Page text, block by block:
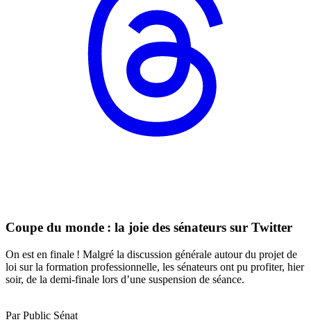
Coupe du monde : la joie des sénateurs sur Twitter
On est en finale ! Malgré la discussion générale autour du projet de
loi sur la formation professionnelle, les sénateurs ont pu profiter, hier
soir, de la demi-finale lors d’une suspension de séance.
Par Public Sénat